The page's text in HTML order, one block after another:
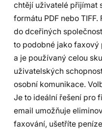
chtějí uživatelé přijímat
formátu PDF nebo
do dceřiných
to podobné jako
a je používaný celou
uživatelských
osobní komunikace.
Je to ideální řešení pro
email umožňuje
faxování, ušetříte